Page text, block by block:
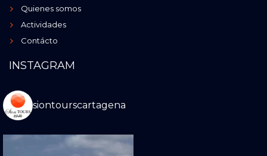
Quienes somos
Actividades
Contácto
INSTAGRAM
siontourscartagena